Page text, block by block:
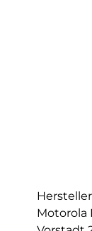
Motorola